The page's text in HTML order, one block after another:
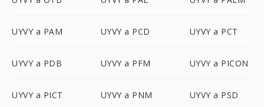
UYVY a PAM UYVY a PCD UYVY a PCT
UYVY a PDB UYVY a PFM UYVY a PICON
UYVY a PICT UYVY a PNM UYVY a PSD